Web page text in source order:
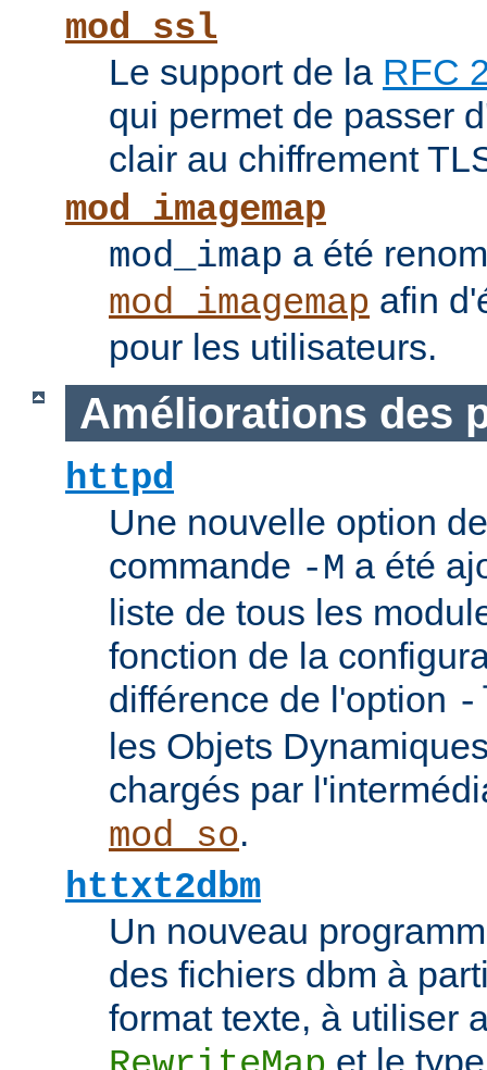
mod_ssl
Le support de la RFC
qui permet de passer
clair au chiffrement
mod_imagemap
mod_imap a été
mod_imagemap afin
pour les utilisateurs.
Améliorations des
httpd
Une nouvelle option
commande -M a été
liste de tous les
fonction de la
différence de l'option
les Objets
chargés par
mod_so.
httxt2dbm
Un nouveau
des fichiers dbm à
format texte, à utiliser